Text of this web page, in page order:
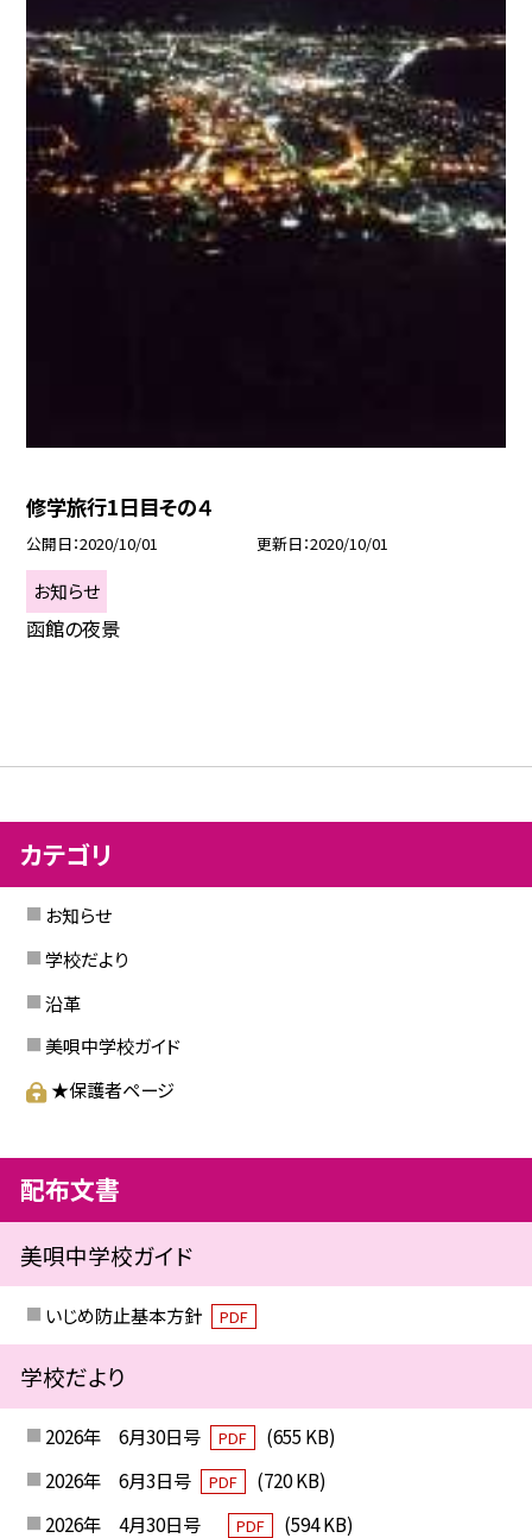
修学旅行1日目その４
公開日 2020/10/01 更新日 2020/10/01
お知らせ
函館の夜景
カテゴリ
お知らせ
学校だより
沿革
美唄中学校ガイド
★保護者ページ
配布文書
美唄中学校ガイド
いじめ防止基本方針 PDF
学校だより
2026年 6月30日号 PDF
(655 KB)
2026年 6月3日号
PDF
(720 KB)
2026年 4月30日号
PDF (594 KB)